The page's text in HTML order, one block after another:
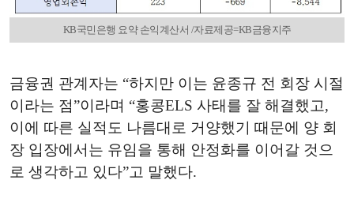
KB국민은행 요약 손익계산서 /자료제공=KB금융지주
금융권 관계자는 “하지만 이는 윤종규 전 회장 시절
이라는 점”이라며 “홍콩ELS 사태를 잘 해결했고,
이에 따른 실적도 나름대로 거양했기 때문에 양 회
장 입장에서는 유임을 통해 안정화를 이어갈 것으
로 생각하고 있다”고 말했다.